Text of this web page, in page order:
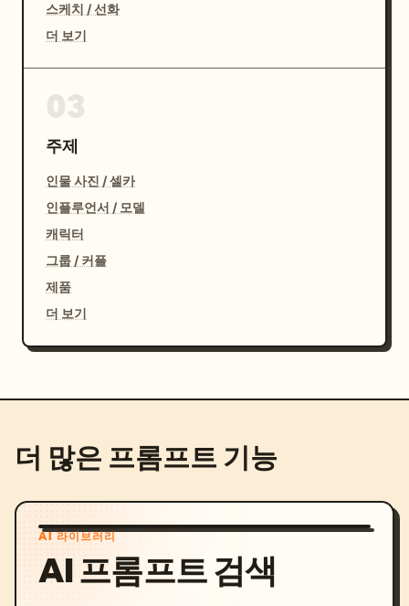
스케치 / 선화
더 보기
주제
인물 사진 / 셀카
인플루언서 / 모델
캐릭터
그룹 / 커플
제품
더 보기
더 많은 프롬프트 기능
AI 라이브러리
AI 프롬프트 검색